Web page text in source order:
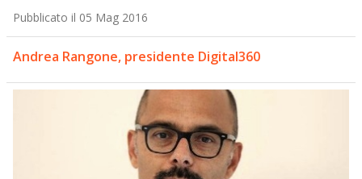
Pubblicato il 05 Mag 2016
Andrea Rangone, presidente Digital360